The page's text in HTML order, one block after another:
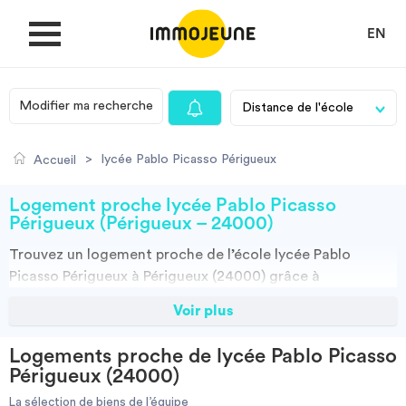
EN
MON COMPTE
Je cherche un logement
Villes
Modifier ma recherche
Accueil > lycée Pablo Picasso Périgueux
Logement proche lycée Pablo Picasso
Périgueux (Périgueux – 24000)
Trouvez un logement proche de l’école lycée Pablo
Picasso Périgueux à Périgueux (24000) grâce à
Découvrez nos milliers d’offres de locations proches de
locations par particuliers, par agences et colocations.
Vous avez tous les choix.
Voir plus
Logements proche de lycée Pablo Picasso
Périgueux (24000)
La sélection de biens de l’équipe